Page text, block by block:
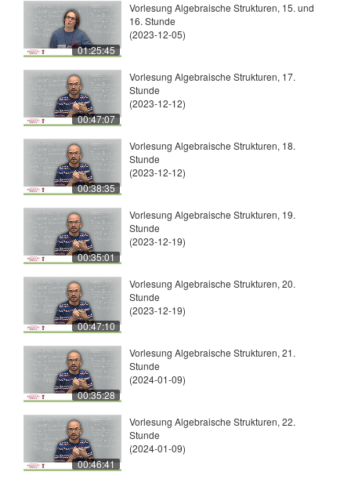
01:25:45
Vorlesung Algebraische Strukturen, 15. und
16. Stunde
(2023-12-05)
00:47:07
Vorlesung Algebraische Strukturen, 17.
Stunde
(2023-12-12)
00:38:35
Vorlesung Algebraische Strukturen, 18.
Stunde
(2023-12-12)
00:35:01
Vorlesung Algebraische Strukturen, 19.
Stunde
(2023-12-19)
00:47:10
Vorlesung Algebraische Strukturen, 20.
Stunde
(2023-12-19)
00:35:28
Vorlesung Algebraische Strukturen, 21.
Stunde
(2024-01-09)
00:46:41
Vorlesung Algebraische Strukturen, 22.
Stunde
(2024-01-09)